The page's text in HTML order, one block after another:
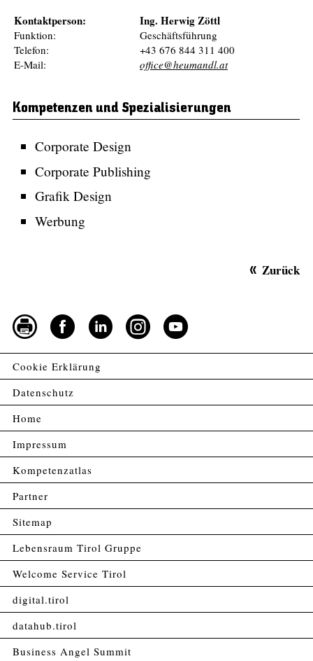
Kontaktperson: Ing. Herwig Zöttl
Funktion:
Geschäftsführung
Telefon:
+43 676 844 311 400
E-Mail:
office@heumandl.at
Kompetenzen und Spezialisierungen
Corporate Design
Corporate Publishing
Grafik Design
Werbung
Zurück
Cookie Erklärung
Datenschutz
Home
Impressum
Kompetenzatlas
Partner
Sitemap
Lebensraum Tirol Gruppe
Welcome Service Tirol
digital.tirol
datahub.tirol
Business Angel Summit